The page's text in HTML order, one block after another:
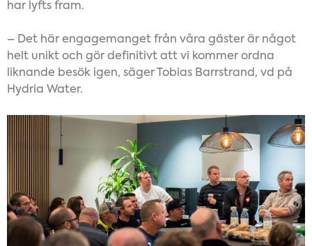
har lyfts fram.
– Det här engagemanget från våra gäster är något
helt unikt och gör definitivt att vi kommer ordna
liknande besök igen, säger Tobias Barrstrand, vd på
Hydria Water.